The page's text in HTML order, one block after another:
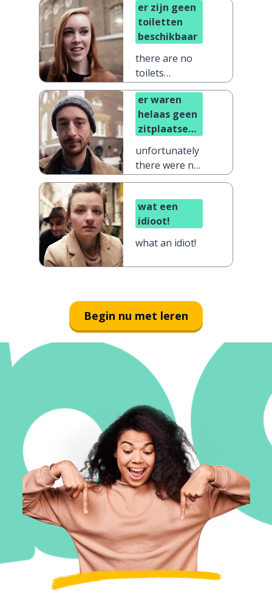
er zijn geen
toiletten
beschikbaar
there are no
toilets
available
er waren
helaas geen
zitplaatsen
unfortunately
there were no
seats available
wat een
idioot!
what an idiot!
Begin nu met leren